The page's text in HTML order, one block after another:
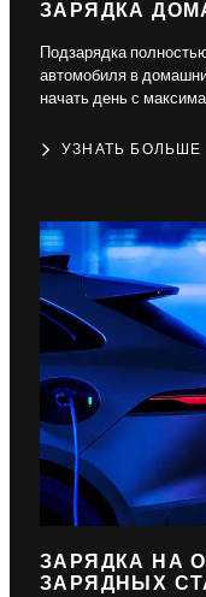
ЗАРЯДКА
Подзарядка
автомобиля в
начать день с
УЗНАТЬ БОЛЬШЕ
ЗАРЯДКА НА
ЗАРЯДНЫХ